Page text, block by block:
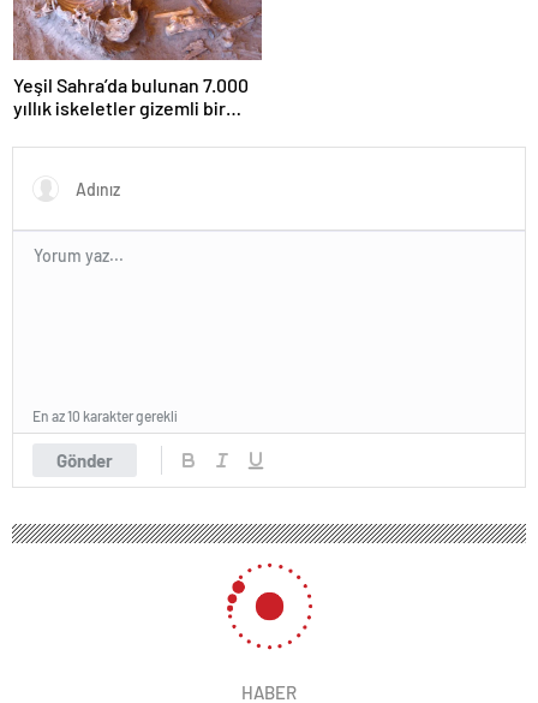
Yeşil Sahra’da bulunan 7.000
yıllık iskeletler gizemli bir
Gönder
En az 10 karakter gerekli
HABER